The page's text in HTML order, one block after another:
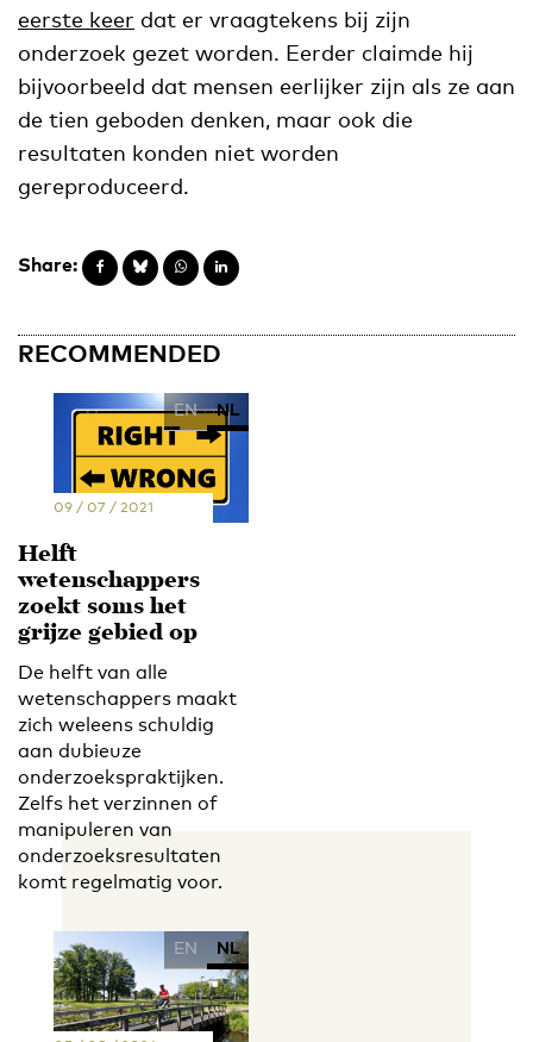
eerste keer dat er vraagtekens bij zijn
onderzoek gezet worden. Eerder claimde hij
bijvoorbeeld dat mensen eerlijker zijn als ze aan
de tien geboden denken, maar ook die
resultaten konden niet worden
gereproduceerd.
Share:
RECOMMENDED
EN NL
09 / 07 / 2021
Helft
wetenschappers
zoekt soms het
grijze gebied op
De helft van alle
wetenschappers maakt
zich weleens schuldig
aan dubieuze
onderzoekspraktijken.
Zelfs het verzinnen of
manipuleren van
onderzoeksresultaten
komt regelmatig voor.
EN NL